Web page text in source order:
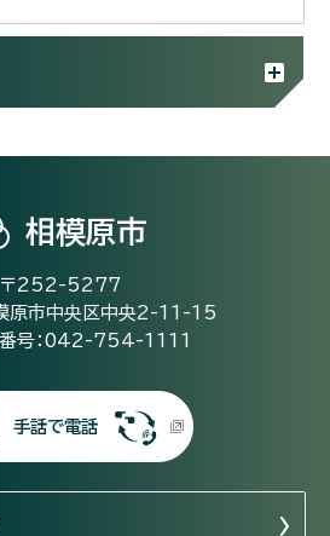
相模原市
〒252-5277
原市中央区中央2-11-15
番号：042-754-1111
手話で電話